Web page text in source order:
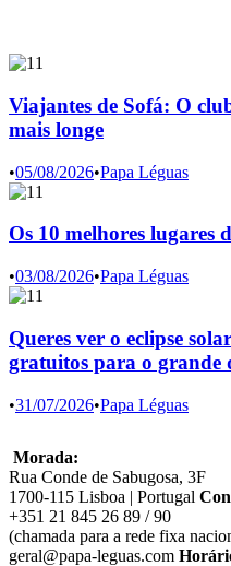
Viajantes de Sofá: O
mais longe
•05/08/2026•Papa Léguas
Os 10 melhores lugares
•03/08/2026•Papa Léguas
Queres ver o eclipse
gratuitos para o grande
•31/07/2026•Papa Léguas
Morada:
Rua Conde de Sabugosa, 3F
1700-115 Lisboa | Portugal
+351 21 845 26 89 / 90
(chamada para a rede fixa
geral@papa-leguas.com